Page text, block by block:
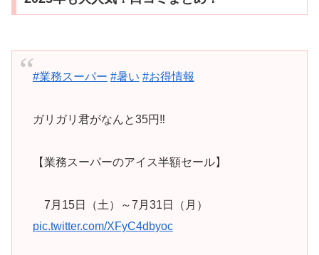
#業務スーパー #暑い #お得情報
ガリガリ君がなんと35円‼️
【業務スーパーのアイス半額セール】
7月15日（土）～7月31日（月）
pic.twitter.com/XFyC4dbyoc